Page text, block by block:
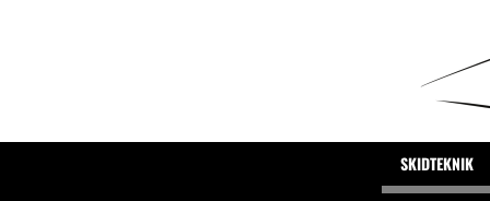
SKIDTEKNIK